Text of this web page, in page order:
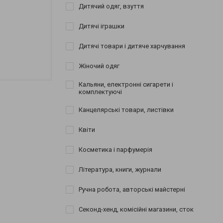
Дитячий одяг, взуття
Дитячі іграшки
Дитячі товари і дитяче харчування
Жіночий одяг
Кальяни, електронні сигарети і
комплектуючі
Канцелярські товари, листівки
Квіти
Косметика і парфумерія
Література, книги, журнали
Ручна робота, авторські майстерні
Секонд-хенд, комісійні магазини, сток